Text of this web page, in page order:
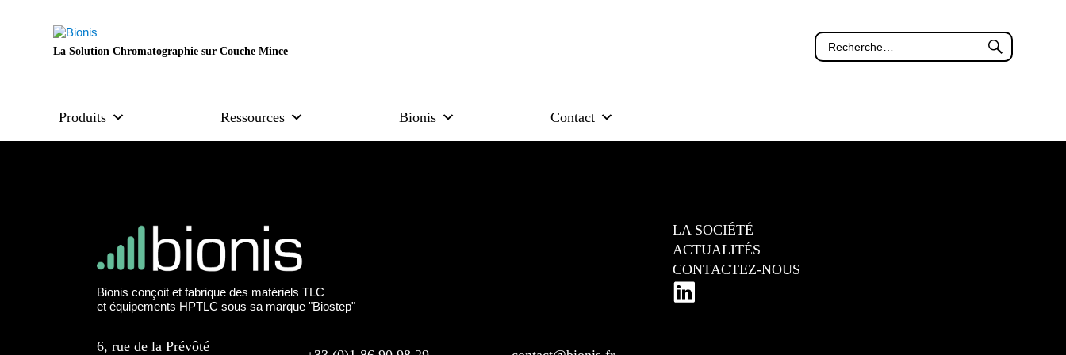
La Solution Chromatographie sur Couche Mince
Produits Ressources Bionis Contact
Bionis conçoit et fabrique des matériels TLC
et équipements HPTLC sous sa marque "Biostep"
6, rue de la Prévôté
LA SOCIÉTÉ
ACTUALITÉS
CONTACTEZ-NOUS